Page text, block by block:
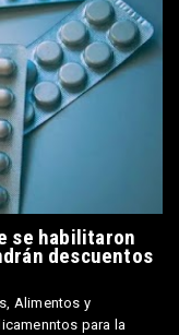
se habilitaron
descuentos
Alimentos y
para la